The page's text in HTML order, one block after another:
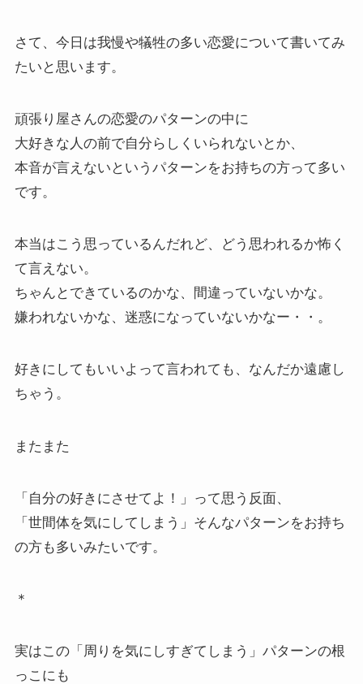
さて、今日は我慢や犠牲の多い恋愛について書いてみ
たいと思います。
頑張り屋さんの恋愛のパターンの中に
大好きな人の前で自分らしくいられないとか、
本音が言えないというパターンをお持ちの方って多い
です。
本当はこう思っているんだれど、どう思われるか怖く
て言えない。
ちゃんとできているのかな、間違っていないかな。
嫌われないかな、迷惑になっていないかなー・・。
好きにしてもいいよって言われても、なんだか遠慮し
ちゃう。
またまた
「自分の好きにさせてよ！」って思う反面、
「世間体を気にしてしまう」そんなパターンをお持ち
の方も多いみたいです。
＊
実はこの「周りを気にしすぎてしまう」パターンの根
っこにも